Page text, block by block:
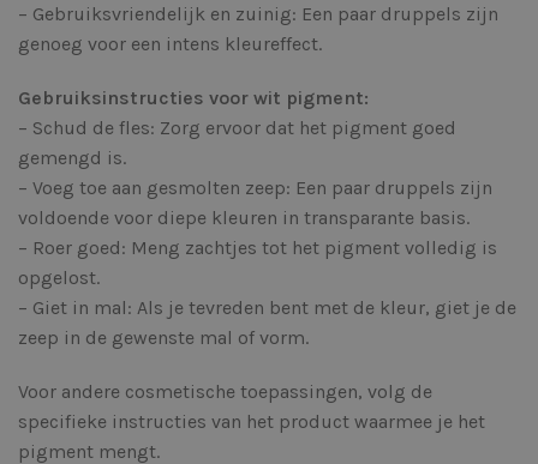
– Gebruiksvriendelijk en zuinig: Een paar druppels zijn
genoeg voor een intens kleureffect.
Gebruiksinstructies voor wit pigment:
– Schud de fles: Zorg ervoor dat het pigment goed
gemengd is.
– Voeg toe aan gesmolten zeep: Een paar druppels zijn
voldoende voor diepe kleuren in transparante basis.
– Roer goed: Meng zachtjes tot het pigment volledig is
opgelost.
– Giet in mal: Als je tevreden bent met de kleur, giet je de
zeep in de gewenste mal of vorm.
Voor andere cosmetische toepassingen, volg de
specifieke instructies van het product waarmee je het
pigment mengt.